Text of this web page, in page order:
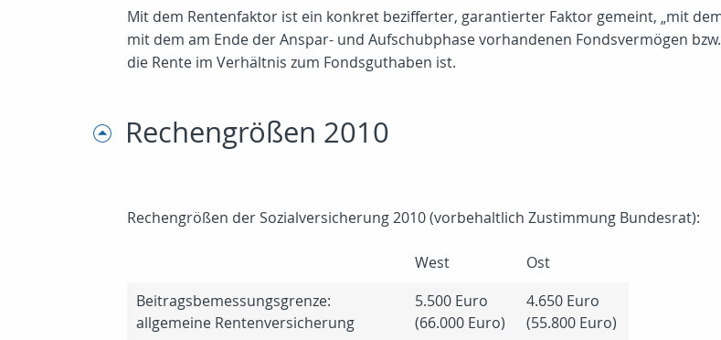
Mit dem Rentenfaktor ist ein konkret bezifferter, garantierter Faktor gemeint, „mit
mit dem am Ende der Anspar- und Aufschubphase vorhandenen Fondsvermögen
die Rente im Verhältnis zum Fondsguthaben ist.
Rechengrößen 2010
Rechengrößen der Sozialversicherung 2010 (vorbehaltlich Zustimmung Bundesrat):
West
Ost
Beitragsbemessungsgrenze:
allgemeine Rentenversicherung
5.500 Euro
(66.000 Euro)
4.650 Euro
(55.800 Euro)